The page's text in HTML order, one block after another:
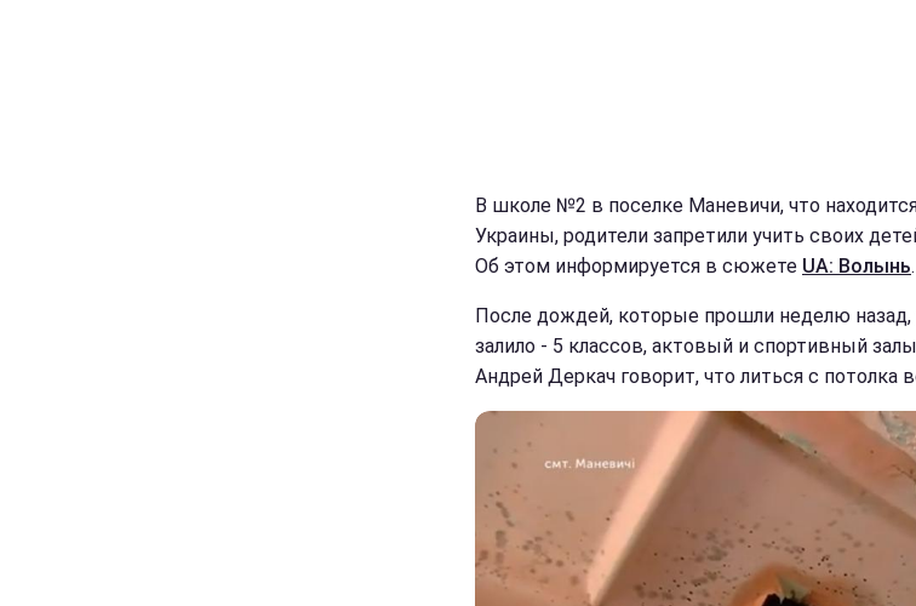
В школе №2 в поселке Маневичи, что
Украины, родители запретили учить своих
Об этом информируется в сюжете UA: Волынь.
После дождей, которые прошли неделю назад,
залило - 5 классов, актовый и спортивный
Андрей Деркач говорит, что литься с потолка